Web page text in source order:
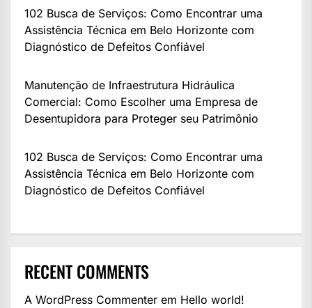
102 Busca de Serviços: Como Encontrar uma
Assistência Técnica em Belo Horizonte com
Diagnóstico de Defeitos Confiável
Manutenção de Infraestrutura Hidráulica
Comercial: Como Escolher uma Empresa de
Desentupidora para Proteger seu Patrimônio
102 Busca de Serviços: Como Encontrar uma
Assistência Técnica em Belo Horizonte com
Diagnóstico de Defeitos Confiável
RECENT COMMENTS
A WordPress Commenter em Hello world!